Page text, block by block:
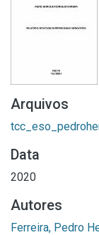
Arquivos
Data
2020
Autores
Ferreira, Pedro